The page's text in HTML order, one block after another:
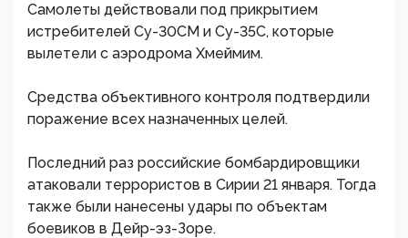
Самолеты действовали под прикрытием
истребителей Су-30СМ и Су-35С, которые
вылетели с аэродрома Хмеймим.
Средства объективного контроля подтвердили
поражение всех назначенных целей.
Последний раз российские бомбардировщики
атаковали террористов в Сирии 21 января. Тогда
также были нанесены удары по объектам
боевиков в Дейр-эз-Зоре.